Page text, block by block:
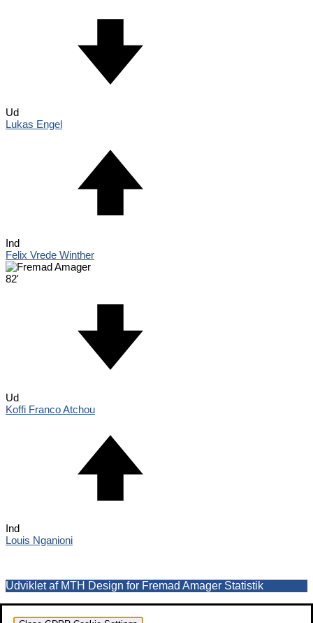
Ud
Lukas Engel
Ind
Felix Vrede Winther
82'
Ud
Koffi Franco Atchou
Ind
Louis Nganioni
Udviklet af MTH Design for Fremad Amager Statistik